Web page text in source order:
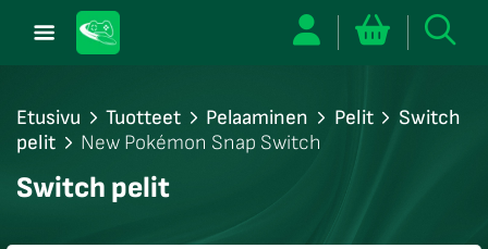
Etusivu Tuotteet Pelaaminen Pelit
Switch
pelit
New Pokémon Snap Switch
Switch pelit
sulje